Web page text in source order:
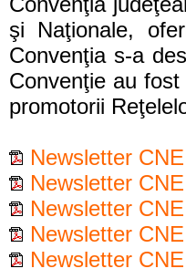
şi Naţionale,
Convenţia s-a
Convenţie au
promotorii
Newsletter
Newsletter
Newsletter
Newsletter
Newsletter